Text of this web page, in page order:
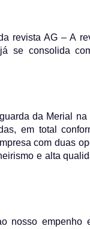
revista AG – A
se consolida
da Merial
em total
com duas
e alta
nosso empenho